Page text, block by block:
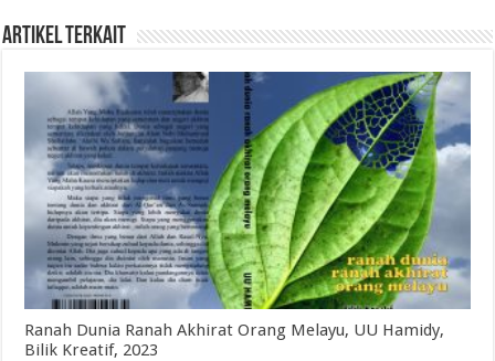
Artikel Terkait
Ranah Dunia Ranah Akhirat Orang Melayu, UU Hamidy,
Bilik Kreatif, 2023